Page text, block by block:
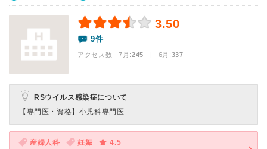
3.50
9件
アクセス数 7月:245 | 6月:337
RSウイルス感染症について
【専門医・資格】 小児科専門医
産婦人科 妊娠
4.5